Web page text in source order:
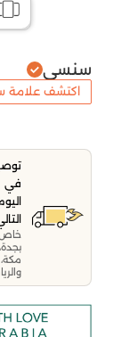
سنسي
اكتشف علامة
في
اليوم
بجدة،
مكة،